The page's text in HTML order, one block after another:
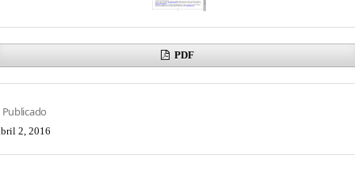
PDF
Publicado
2, 2016